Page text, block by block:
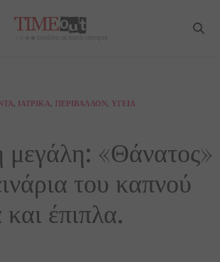
, ΙΑΤΡΙΚΆ, ΠΕΡΙΒΆΛΛΟΝ, ΥΓΕΊΑ
«Θάνατος»
του καπνού
έπιπλα.